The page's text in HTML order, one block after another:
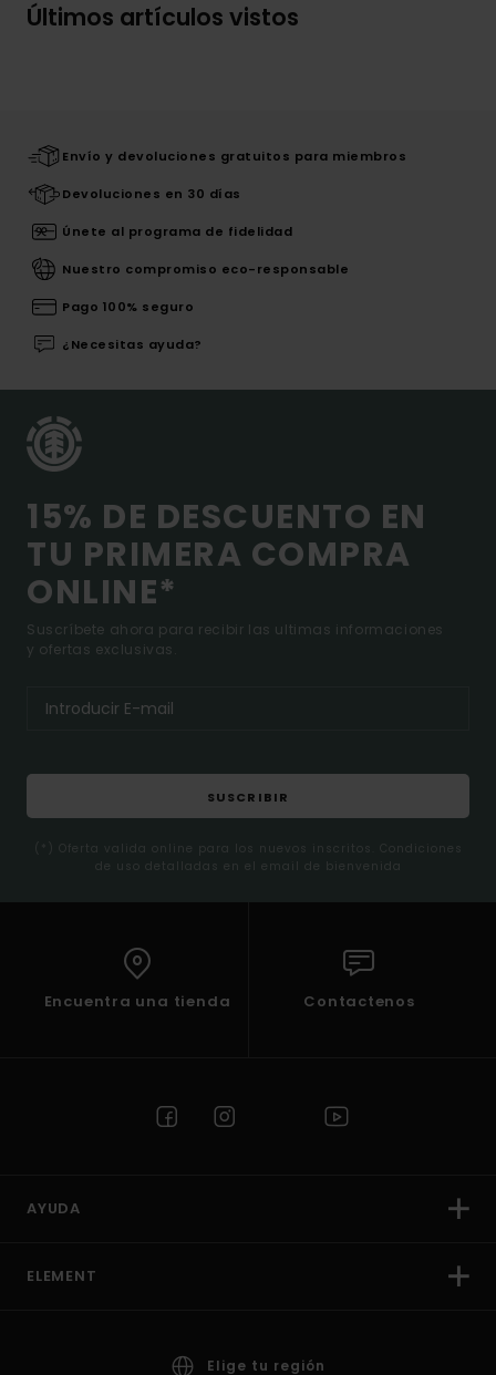
Últimos artículos vistos
Envío y devoluciones gratuitos para miembros
Devoluciones en 30 días
Únete al programa de fidelidad
Nuestro compromiso eco-responsable
Pago 100% seguro
¿Necesitas ayuda?
15% DE DESCUENTO EN
TU PRIMERA COMPRA
ONLINE*
Suscríbete ahora para recibir las ultimas informaciones
y ofertas exclusivas.
SUSCRIBIR
(*) Oferta valida online para los nuevos inscritos. Condiciones
de uso detalladas en el email de bienvenida
Encuentra una tienda Contactenos
AYUDA
ELEMENT
Elige tu región